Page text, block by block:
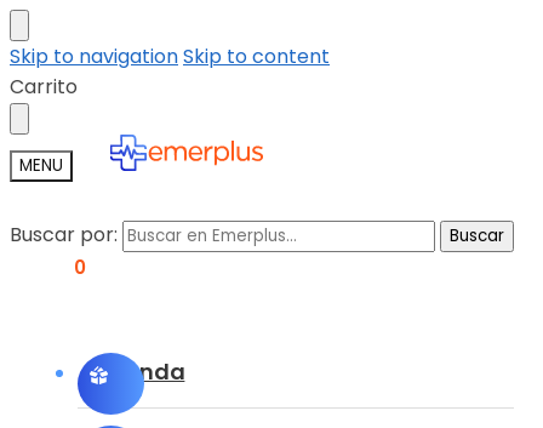
Skip to navigationSkip to content
Carrito
MENU
Buscar por: Buscar
0
Tienda